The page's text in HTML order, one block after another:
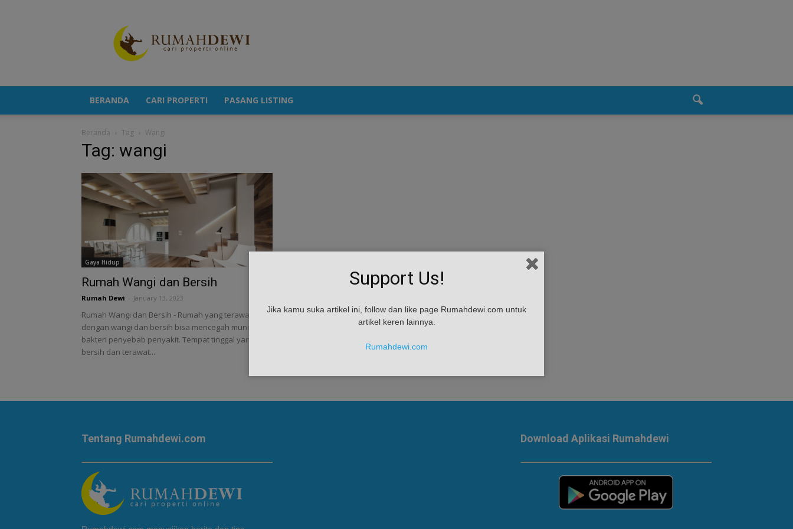
Berita
Properti
Terkini
BERANDA CARI PROPERTI PASANG LISTING
Beranda Tag Wangi
Tag: wangi
Gaya Hidup
Rumah Wangi dan Bersih
Rumah Dewi January 13, 2023
Rumah Wangi dan Bersih - Rumah yang terawat
dengan wangi dan bersih bisa mencegah munculnya
bakteri penyebab penyakit. Tempat tinggal yang
bersih dan terawat...
Tentang Rumahdewi.com Download Aplikasi Rumahdewi
Support Us!
Jika kamu suka artikel ini, follow dan like page Rumahdewi.com untuk
artikel keren lainnya.
Rumahdewi.com